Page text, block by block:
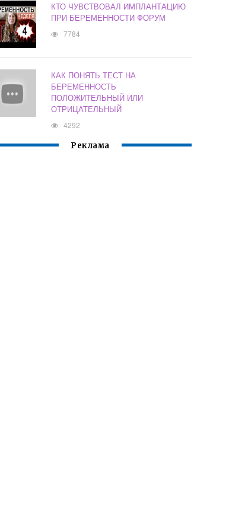
КТО ЧУВСТВОВАЛ ИМПЛАНТАЦИЮ
ПРИ БЕРЕМЕННОСТИ ФОРУМ
7784
КАК ПОНЯТЬ ТЕСТ НА
БЕРЕМЕННОСТЬ
ПОЛОЖИТЕЛЬНЫЙ ИЛИ
ОТРИЦАТЕЛЬНЫЙ
4292
Реклама